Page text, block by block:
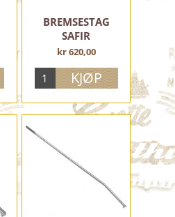
BREMSESTAG
SAFIR
kr 620,00